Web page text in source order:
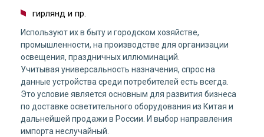
гирлянд и пр.
Используют их в быту и городском хозяйстве,
промышленности, на производстве для организации
освещения, праздничных иллюминаций.
Учитывая универсальность назначения, спрос на
данные устройства среди потребителей есть всегда.
Это условие является основным для развития бизнеса
по доставке осветительного оборудования из Китая и
дальнейшей продажи в России. И выбор направления
импорта неслучайный.